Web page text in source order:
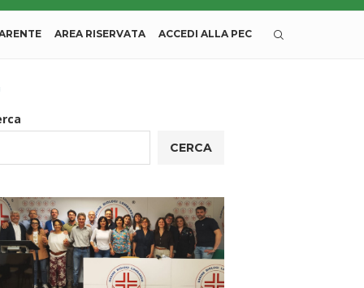
AREA RISERVATA ACCEDI ALLA PEC
CERCA